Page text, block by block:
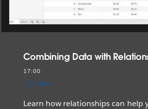
Combining Data with
17:00
MP4
Learn how relationships can help